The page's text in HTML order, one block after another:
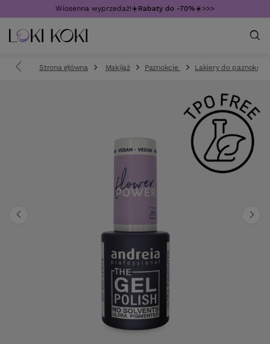
Wiosenna wyprzedaż!☀️Rabaty do -70%☀️>>>
Strona główna Makijaż Paznokcie Lakiery do paznokci